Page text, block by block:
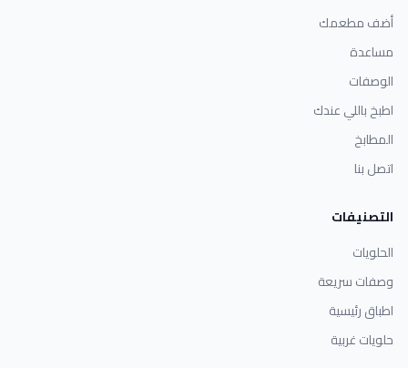
أضف مطعمك
مساعدة
الوصفات
اطبخ باللي عندك
المطابخ
اتصل بنا
التصنيفات
الحلويات
وصفات سريعة
اطباق رئيسية
حلويات غربية